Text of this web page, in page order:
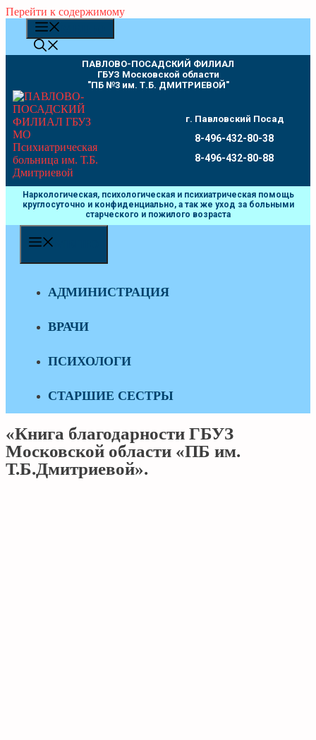
Перейти к содержимому
ПАВЛОВО-ПОСАДСКИЙ ФИЛИАЛ
ГБУЗ Московской области
"ПБ №3 им. Т.Б. ДМИТРИЕВОЙ"
г. Павловский Посад
8-496-432-80-38
8-496-432-80-88
Наркологическая, психологическая и психиатрическая помощь
круглосуточно и конфиденциально, а так же уход за больными
старческого и пожилого возраста
АДМИНИСТРАЦИЯ
ВРАЧИ
ПСИХОЛОГИ
СТАРШИЕ СЕСТРЫ
«Книга благодарности ГБУЗ
Московской области «ПБ им.
Т.Б.Дмитриевой».